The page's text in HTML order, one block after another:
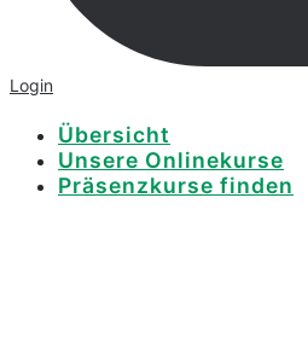
Login
Übersicht
Unsere Onlinekurse
Präsenzkurse finden